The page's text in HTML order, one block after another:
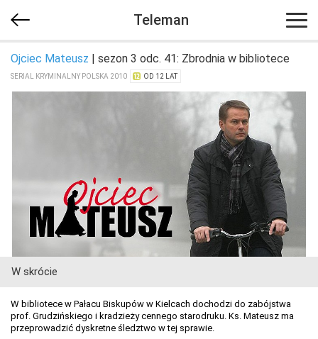
Teleman
Ojciec Mateusz | sezon 3 odc. 41: Zbrodnia w bibliotece
SERIAL KRYMINALNY POLSKA 2010 OD 12 LAT
W skrócie
W bibliotece w Pałacu Biskupów w Kielcach dochodzi do zabójstwa
prof. Grudzińskiego i kradzieży cennego starodruku. Ks. Mateusz ma
przeprowadzić dyskretne śledztwo w tej sprawie.